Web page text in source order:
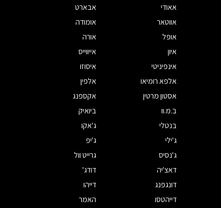
אאודי
אבארט
אווטאר
אומודה
אופל
אורה
איון
אייווייס
אינפיניטי
איסוזו
אלפא רומיאו
אלפין
אסטון מרטין
אקספנג
ב.מ.וו
ביואיק
בנטלי
ג'אקו
ג'ילי
ג'יפ
ג'נסיס
גרייט וול
דאצ'יה
דודג'
דונגפנג
דייהו
דייהטסו
האמר